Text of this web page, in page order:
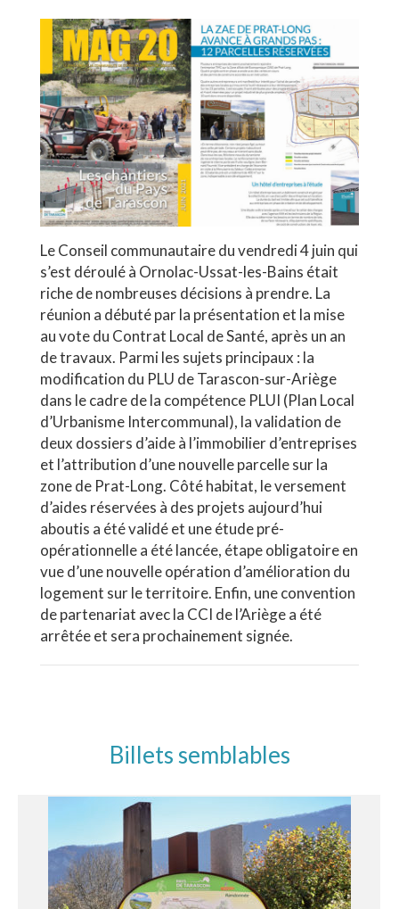
Le Conseil communautaire du vendredi 4 juin qui
s’est déroulé à Ornolac-Ussat-les-Bains était
riche de nombreuses décisions à prendre. La
réunion a débuté par la présentation et la mise
au vote du Contrat Local de Santé, après un an
de travaux. Parmi les sujets principaux : la
modification du PLU de Tarascon-sur-Ariège
dans le cadre de la compétence PLUI (Plan Local
d’Urbanisme Intercommunal), la validation de
deux dossiers d’aide à l’immobilier d’entreprises
et l’attribution d’une nouvelle parcelle sur la
zone de Prat-Long. Côté habitat, le versement
d’aides réservées à des projets aujourd’hui
aboutis a été validé et une étude pré-
opérationnelle a été lancée, étape obligatoire en
vue d’une nouvelle opération d’amélioration du
logement sur le territoire. Enfin, une convention
de partenariat avec la CCI de l’Ariège a été
arrêtée et sera prochainement signée.
Billets semblables